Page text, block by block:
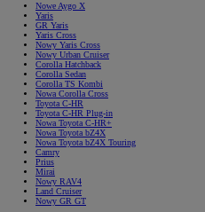
Nowe Aygo X
Yaris
GR Yaris
Yaris Cross
Nowy Yaris Cross
Nowy Urban Cruiser
Corolla Hatchback
Corolla Sedan
Corolla TS Kombi
Nowa Corolla Cross
Toyota C-HR
Toyota C-HR Plug-in
Nowa Toyota C-HR+
Nowa Toyota bZ4X
Nowa Toyota bZ4X Touring
Camry
Prius
Mirai
Nowy RAV4
Land Cruiser
Nowy GR GT